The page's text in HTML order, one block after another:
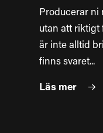
Producerar ni
utan att riktigt
är inte alltid
finns svaret...
Läs mer